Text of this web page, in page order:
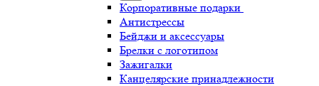
Корпоративные подарки
Антистрессы
Бейджи и аксессуары
Брелки с логотипом
Зажигалки
Канцелярские принадлежности